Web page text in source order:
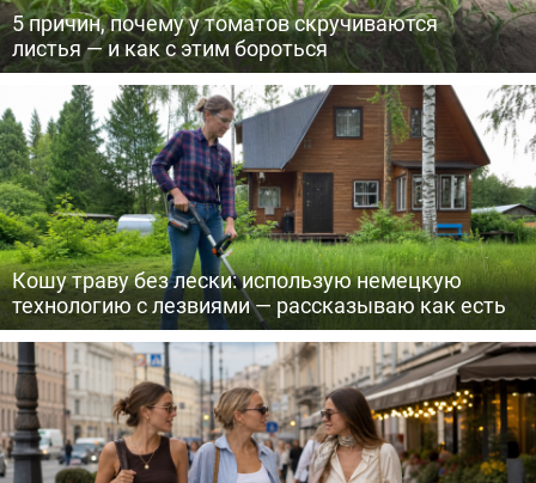
5 причин, почему у томатов скручиваются
листья — и как с этим бороться
Кошу траву без лески: использую немецкую
технологию с лезвиями — рассказываю как есть